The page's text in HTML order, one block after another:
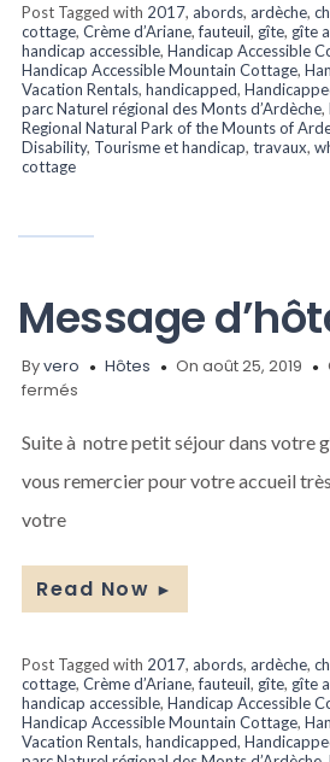
:
extrait
du
n°3
de
juin
Post Tagged with 2017,abords,ardèche,
cottage,Crème d’Ariane,fauteuil, gîte, gîte
handicap accessible,Handicap Accessible
Handicap Accessible Mountain Cottage,
Vacation Rentals,handicapped,
parc Naturel régional des Monts d’Ardèche,
Regional Natural Park of the Mounts of
Disability, Tourisme et handicap,travaux,
cottage
Message
Byvero Hôtes On août 25, 2019
fermés
d’hôtes
Suite à notre petit séjour dans votre
vous remercier pour votre accueil
votre
Read Now ►
Post Tagged with 2017,abords,ardèche,
cottage,Crème d’Ariane,fauteuil, gîte, gîte
handicap accessible,Handicap Accessible
Handicap Accessible Mountain Cottage,
Vacation Rentals,handicapped,